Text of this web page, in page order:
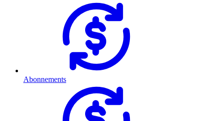
Abonnements